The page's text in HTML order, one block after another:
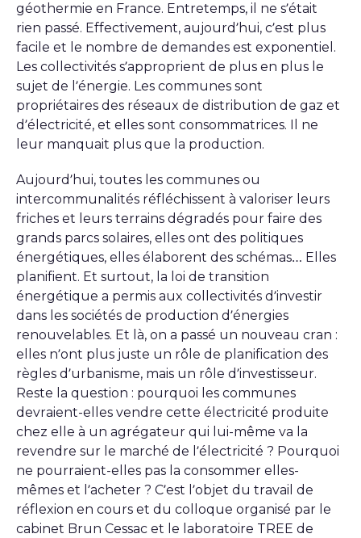
géothermie en France. Entretemps, il ne s’était
rien passé. Effectivement, aujourd’hui, c’est plus
facile et le nombre de demandes est exponentiel.
Les collectivités s’approprient de plus en plus le
sujet de l’énergie. Les communes sont
propriétaires des réseaux de distribution de gaz et
d’électricité, et elles sont consommatrices. Il ne
leur manquait plus que la production.
Aujourd’hui, toutes les communes ou
intercommunalités réfléchissent à valoriser leurs
friches et leurs terrains dégradés pour faire des
grands parcs solaires, elles ont des politiques
énergétiques, elles élaborent des schémas… Elles
planifient. Et surtout, la loi de transition
énergétique a permis aux collectivités d’investir
dans les sociétés de production d’énergies
renouvelables. Et là, on a passé un nouveau cran :
elles n’ont plus juste un rôle de planification des
règles d’urbanisme, mais un rôle d’investisseur.
Reste la question : pourquoi les communes
devraient-elles vendre cette électricité produite
chez elle à un agrégateur qui lui-même va la
revendre sur le marché de l’électricité ? Pourquoi
ne pourraient-elles pas la consommer elles-
mêmes et l’acheter ? C’est l’objet du travail de
réflexion en cours et du colloque organisé par le
cabinet Brun Cessac et le laboratoire TREE de